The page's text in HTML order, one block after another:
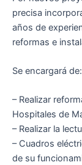
precisa
años de
reformas e
Se encargará de:
– Realizar
Hospitales de
– Realizar la
– Cuadros
de su